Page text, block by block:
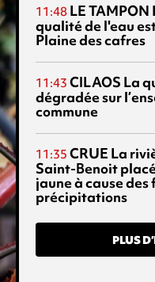
11:48 LE TAMPON
qualité de l'eau
Plaine des cafres
11:43 CILAOS La
dégradée sur
commune
11:35 CRUE La
Saint-Benoit
jaune à cause des
précipitations
PLUS